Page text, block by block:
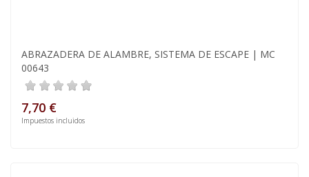
ABRAZADERA DE ALAMBRE, SISTEMA DE ESCAPE | MC
00643
7,70 €
Impuestos incluidos